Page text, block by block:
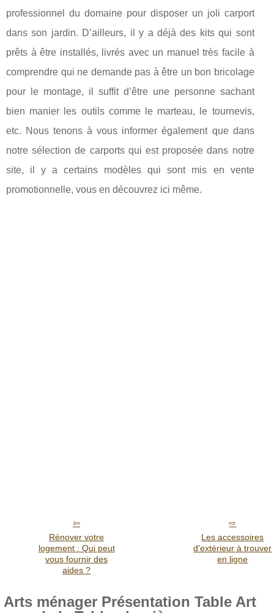
professionnel du domaine pour disposer un joli carport
dans son jardin. D’ailleurs, il y a déjà des kits qui sont
prêts à être installés, livrés avec un manuel très facile à
comprendre qui ne demande pas à être un bon bricolage
pour le montage, il suffit d’être une personne sachant
bien manier les outils comme le marteau, le tournevis,
etc. Nous tenons à vous informer également que dans
notre sélection de carports qui est proposée dans notre
site, il y a certains modèles qui sont mis en vente
promotionnelle, vous en découvrez ici même.
Rénover votre
logement : Qui peut
vous fournir des
aides ?
Les accessoires
d'extérieur à trouver
en ligne
Arts ménager Présentation Table Art